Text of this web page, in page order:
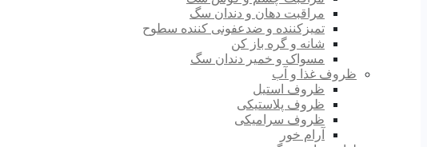
مراقبت دهان و دندان سگ
تمیزکننده و ضدعفونی کننده سطوح
شانه و گره باز کن
مسواک و خمیر دندان سگ
ظروف غذا و آب
ظروف استیل
ظروف پلاستیکی
ظروف سرامیکی
آرام خور